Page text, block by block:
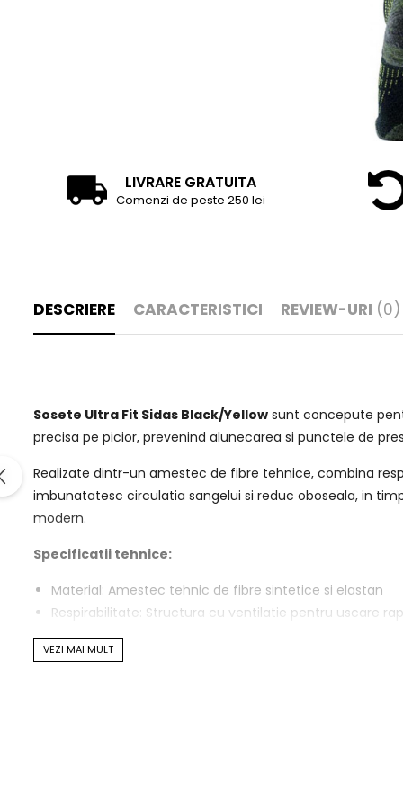
LIVRARE GRATUITA
Comenzi de peste 250 lei
DESCRIERE CARACTERISTICI REVIEW-URI (0)
Sosete Ultra Fit Sidas Black/Yellow sunt concepute
precisa pe picior, prevenind alunecarea si punctele de
Realizate dintr-un amestec de fibre tehnice, combina
imbunatatesc circulatia sangelui si reduc oboseala, in
modern.
Specificatii tehnice:
Material: Amestec tehnic de fibre sintetice si elastan
Respirabilitate: Structura cu ventilatie pentru uscare
Zone intarite: Calcai si degete pentru durabilitate
Compresie: Usoara, pentru sustinere musculara
VEZI MAI MULT